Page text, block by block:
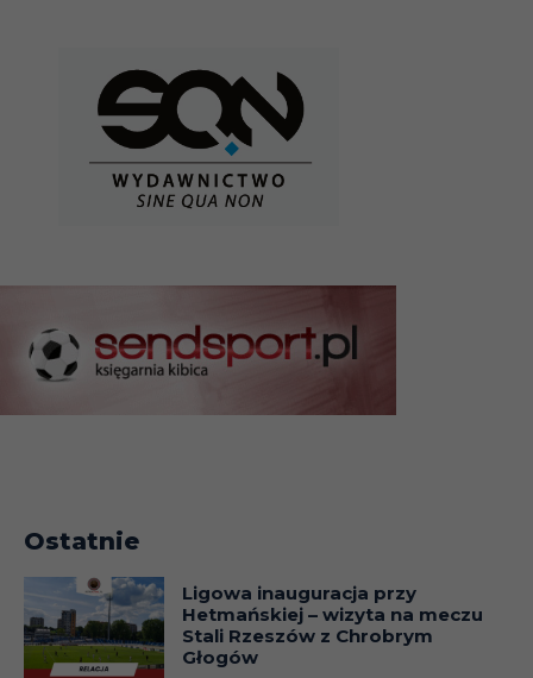
Ostatnie
Ligowa inauguracja przy
Hetmańskiej – wizyta na meczu
Stali Rzeszów z Chrobrym
Głogów